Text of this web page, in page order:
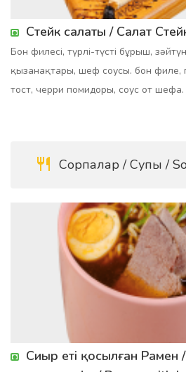
Стейк салаты / Салат
Бон филесі, түрлі-түсті бұрыш,
қызанақтары, шеф соусы. бон филе,
тост, черри помидоры, соус от шефа.
Сорпалар / Супы /
Сиыр еті қосылған Рамен